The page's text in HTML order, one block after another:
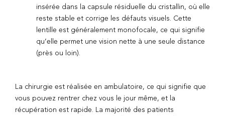
insérée dans la capsule résiduelle du cristallin, où elle
reste stable et corrige les défauts visuels. Cette
lentille est généralement monofocale, ce qui signifie
qu’elle permet une vision nette à une seule distance
(près ou loin).
La chirurgie est réalisée en ambulatoire, ce qui signifie que
vous pouvez rentrer chez vous le jour même, et la
récupération est rapide. La majorité des patients